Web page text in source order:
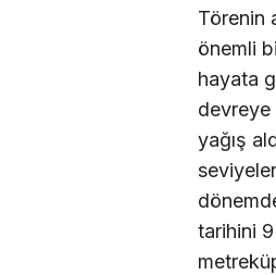
Törenin
önemli
hayata
devreye
yağış
tarihini 9